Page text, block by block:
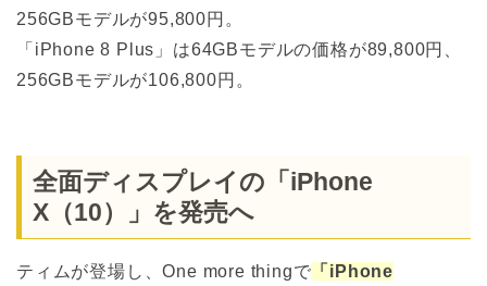
256GBモデルが95,800円。
「iPhone 8 Plus」は64GBモデルの価格が89,800円、
256GBモデルが106,800円。
全面ディスプレイの「iPhone
X（10）」を発売へ
ティムが登場し、One more thingで 「iPhone